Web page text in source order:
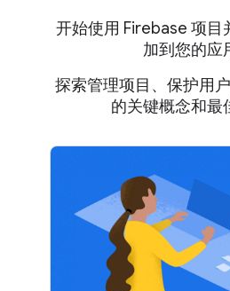
开始使用 Firebase 项目
加到您的应
探索管理项目、保护用
的关键概念和最